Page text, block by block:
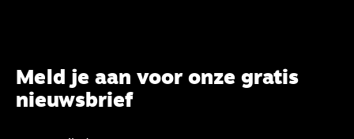
Meld je aan voor onze gratis
nieuwsbrief